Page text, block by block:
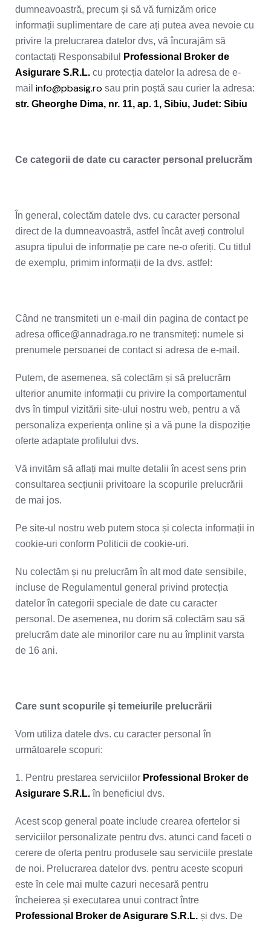
dumneavoastră, precum și să vă furnizăm orice
informații suplimentare de care ați putea avea nevoie cu
privire la prelucrarea datelor dvs, vă încurajăm să
contactați Responsabilul
Professional Broker de
Asigurare S.R.L. cu protecția datelor la adresa de e-
mail info@pbasig.ro sau prin poștă sau curier la adresa:
str. Gheorghe Dima, nr. 11, ap. 1, Sibiu, Judet: Sibiu
Ce categorii de date cu caracter personal prelucrăm
În general, colectăm datele dvs. cu caracter personal
direct de la dumneavoastră, astfel încât aveți controlul
asupra tipului de informație pe care ne-o oferiți. Cu titlul
de exemplu, primim informații de la dvs. astfel:
Când ne transmiteti un e-mail din pagina de contact pe
adresa office@annadraga.ro ne transmiteți: numele si
prenumele persoanei de contact si adresa de e-mail.
Putem, de asemenea, să colectăm și să prelucrăm
ulterior anumite informații cu privire la comportamentul
dvs în timpul vizitării site-ului nostru web, pentru a vă
personaliza experiența online și a vă pune la dispoziție
oferte adaptate profilului dvs.
Vă invităm să aflați mai multe detalii în acest sens prin
consultarea secțiunii privitoare la scopurile prelucrării
de mai jos.
Pe site-ul nostru web putem stoca și colecta informații in
cookie-uri conform Politicii de cookie-uri.
Nu colectăm și nu prelucrăm în alt mod date sensibile,
incluse de Regulamentul general privind protecția
datelor în categorii speciale de date cu caracter
personal. De asemenea, nu dorim să colectăm sau să
prelucrăm date ale minorilor care nu au împlinit varsta
de 16 ani.
Care sunt scopurile și temeiurile prelucrării
Vom utiliza datele dvs. cu caracter personal în
următoarele scopuri:
1. Pentru prestarea serviciilor Professional Broker de
Asigurare S.R.L.în beneficiul dvs.
Acest scop general poate include crearea ofertelor si
serviciilor personalizate pentru dvs. atunci cand faceti o
cerere de oferta pentru produsele sau serviciile prestate
de noi. Prelucrarea datelor dvs. pentru aceste scopuri
este în cele mai multe cazuri necesară pentru
încheierea și executarea unui contract între
Professional Broker de Asigurare S.R.L. și dvs. De